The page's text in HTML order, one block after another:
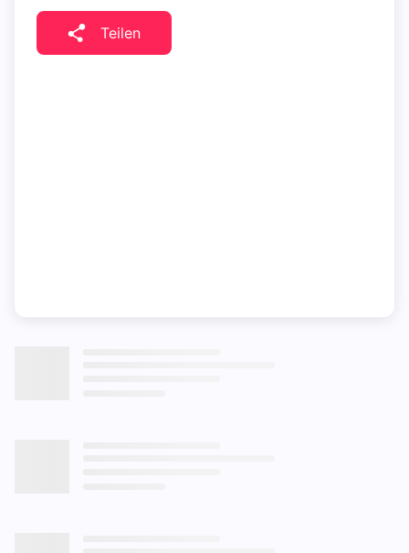
Teilen